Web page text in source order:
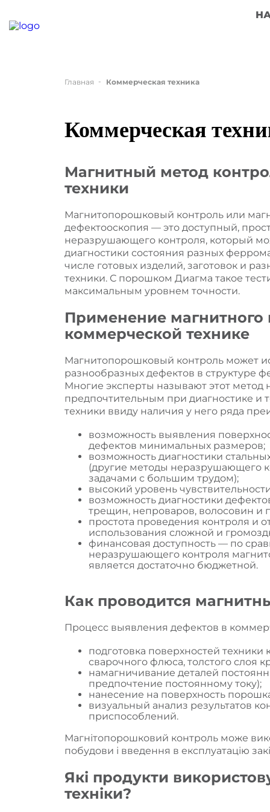
Главная Коммерческая техника
Коммерческая
Магнитный метод
техники
Магнитопорошковый контроль или
дефектооскопия — это доступный,
неразрушающего контроля, который
диагностики состояния разных
числе готовых изделий, заготовок и
техники. С порошком Диагма такое
максимальным уровнем точности.
Применение магнитного
коммерческой технике
Магнитопорошковый контроль может
разнообразных дефектов в структуре
Многие эксперты называют этот
предпочтительным при диагностике и
техники ввиду наличия у него ряда
возможность выявления
дефектов минимальных размеров;
возможность диагностики
(другие методы неразрушающего
задачами с большим трудом);
высокий уровень
возможность диагностики
трещин, непроваров, волосовин и
простота проведения контроля и
использования сложной и
финансовая доступность — по
неразрушающего контроля
является достаточно бюджетной.
Как проводится
Процесс выявления дефектов в
подготовка поверхностей
сварочного флюса, толстого слоя
намагничивание деталей
предпочтение постоянному току);
нанесение на поверхность
визуальный анализ результатов
приспособлений.
Магнітопорошковий контроль може
побудови і введення в експлуатацію
Які продукти
техніки?